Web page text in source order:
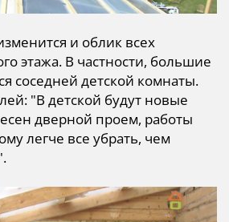
и облик всех
этажа. В частности, большие
соседней детской комнаты.
"В детской будут новые
дверной проем, работы
легче все убрать, чем